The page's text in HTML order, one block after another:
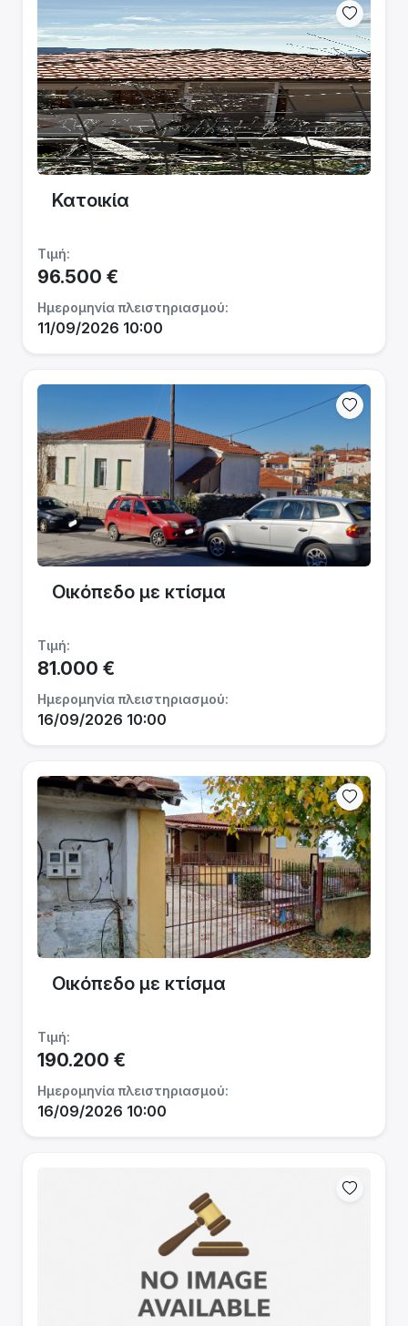
Κατοικία
Τιμή:
96.500 €
Ημερομηνία πλειστηριασμού:
11/09/2026 10:00
Οικόπεδο με κτίσμα
Τιμή:
81.000 €
Ημερομηνία πλειστηριασμού:
16/09/2026 10:00
Οικόπεδο με κτίσμα
Τιμή:
190.200 €
Ημερομηνία πλειστηριασμού:
16/09/2026 10:00